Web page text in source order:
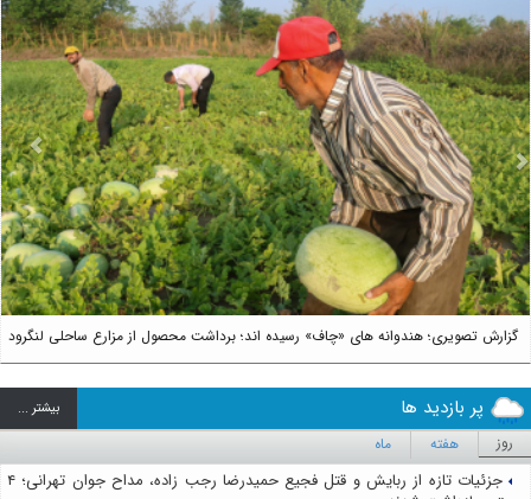
گزارش تصویری؛ هندوانه های «چاف» رسیده اند؛ برداشت محصول از مزارع ساحلی لنگرود
Next
پر بازدید ها بيشتر ...
روز هفته ماه
جزئیات تازه از ربایش و قتل فجیع حمیدرضا رجب زاده، مداح جوان تهرانی؛ ۴